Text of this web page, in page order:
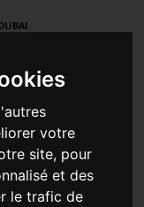
votre
site, pour
et des
le trafic de
MIRAGE,
DUBAI